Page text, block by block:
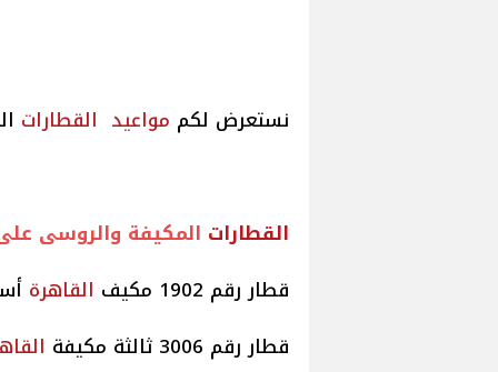
نستعرض لكم مواعيد القطارات
القطارات المكيفة والروسى
قطار رقم 1902 مكيف
القاهرة
قطار رقم 3006 ثالثة مكيفة